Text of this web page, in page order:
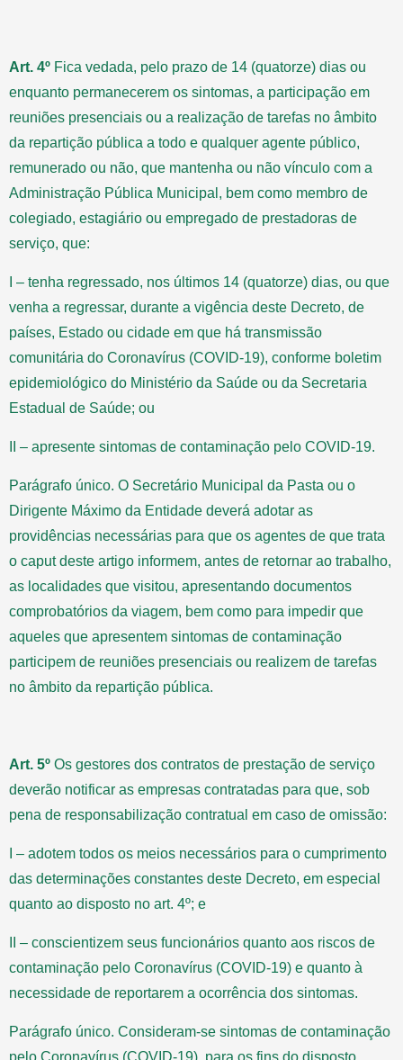
Art. 4º Fica vedada, pelo prazo de 14 (quatorze) dias ou
enquanto permanecerem os sintomas, a participação em
reuniões presenciais ou a realização de tarefas no âmbito
da repartição pública a todo e qualquer agente público,
remunerado ou não, que mantenha ou não vínculo com a
Administração Pública Municipal, bem como membro de
colegiado, estagiário ou empregado de prestadoras de
serviço, que:
I – tenha regressado, nos últimos 14 (quatorze) dias, ou que
venha a regressar, durante a vigência deste Decreto, de
países, Estado ou cidade em que há transmissão
comunitária do Coronavírus (COVID-19), conforme boletim
epidemiológico do Ministério da Saúde ou da Secretaria
Estadual de Saúde; ou
II – apresente sintomas de contaminação pelo COVID-19.
Parágrafo único. O Secretário Municipal da Pasta ou o
Dirigente Máximo da Entidade deverá adotar as
providências necessárias para que os agentes de que trata
o caput deste artigo informem, antes de retornar ao trabalho,
as localidades que visitou, apresentando documentos
comprobatórios da viagem, bem como para impedir que
aqueles que apresentem sintomas de contaminação
participem de reuniões presenciais ou realizem de tarefas
no âmbito da repartição pública.
Art. 5º Os gestores dos contratos de prestação de serviço
deverão notificar as empresas contratadas para que, sob
pena de responsabilização contratual em caso de omissão:
I – adotem todos os meios necessários para o cumprimento
das determinações constantes deste Decreto, em especial
quanto ao disposto no art. 4º; e
II – conscientizem seus funcionários quanto aos riscos de
contaminação pelo Coronavírus (COVID-19) e quanto à
necessidade de reportarem a ocorrência dos sintomas.
Parágrafo único. Consideram-se sintomas de contaminação
pelo Coronavírus (COVID-19), para os fins do disposto